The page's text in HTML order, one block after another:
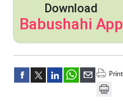
Download
Babushahi App